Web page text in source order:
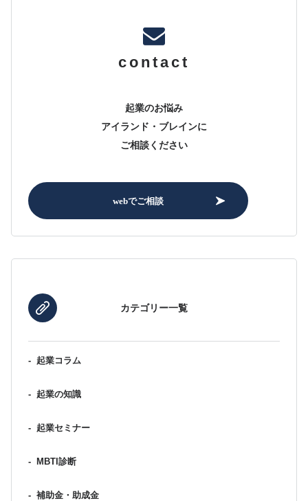
contact
起業のお悩み
アイランド・ブレインに
ご相談ください
webでご相談
カテゴリー一覧
- 起業コラム
- 起業の知識
- 起業セミナー
- MBTI診断
- 補助金・助成金